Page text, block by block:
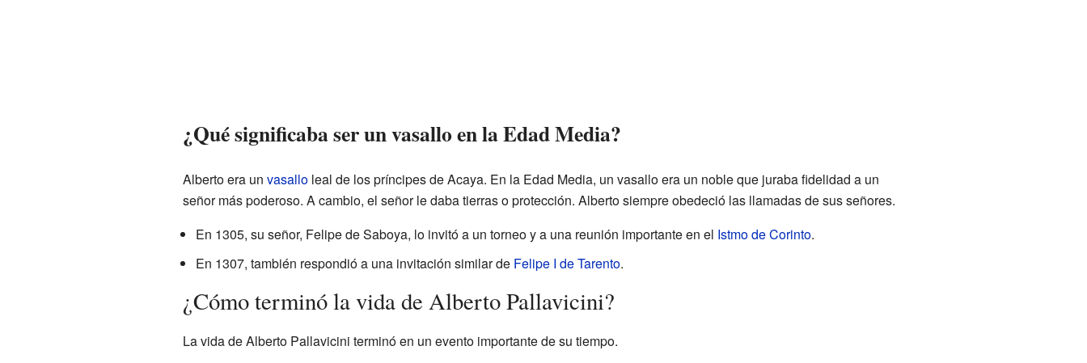
¿Qué significaba ser un vasallo en la Edad Media?
Alberto era un vasalloleal de los príncipes de Acaya. En la Edad Media, un vasallo era un noble que juraba fidelidad a un
señor más poderoso. A cambio, el señor le daba tierras o protección. Alberto siempre obedeció las llamadas de sus señores.
En 1305, su señor, Felipe de Saboya, lo invitó a un torneo y a una reunión importante en el Istmo de Corinto.
En 1307, también respondió a una invitación similar de Felipe I de Tarento.
¿Cómo terminó la vida de Alberto Pallavicini?
La vida de Alberto Pallavicini terminó en un evento importante de su tiempo.